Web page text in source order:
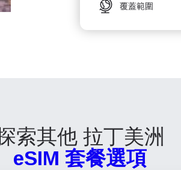
覆蓋範圍
索其他 拉丁美洲
eSIM 套餐選項